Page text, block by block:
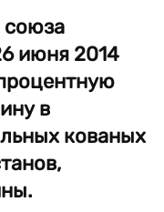
союза
июня 2014
в
кованых